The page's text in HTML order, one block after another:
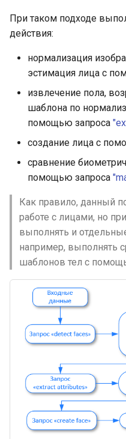
При таком подходе
действия:
нормализация
эстимация лица с
извлечение пола,
шаблона по
помощью запроса
создание лица с
сравнение
помощью запроса
Как правило, данный
работе с лицами, но
выполнять и
например, выполнять
шаблонов тел с